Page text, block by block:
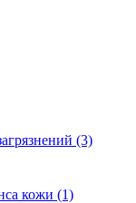
(3)
кожи (1)